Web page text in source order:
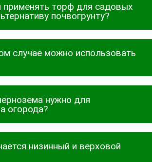
торф для садовых
почвогрунту?
случае можно использовать
нужно для
огорода?
низинный и верховой